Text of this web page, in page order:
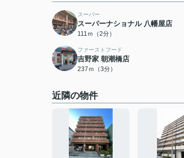
スーパー
スーパーナショナル 八幡屋店
111ｍ（2分）
ファーストフード
吉野家 朝潮橋店
237ｍ（3分）
近隣の物件